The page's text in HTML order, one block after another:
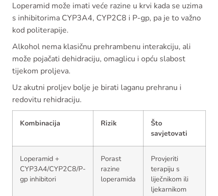
Loperamid može imati veće razine u krvi kada se uzima
s inhibitorima CYP3A4, CYP2C8 i P-gp, pa je to važno
kod politerapije.
Alkohol nema klasičnu prehrambenu interakciju, ali
može pojačati dehidraciju, omaglicu i opću slabost
tijekom proljeva.
Uz akutni proljev bolje je birati laganu prehranu i
redovitu rehidraciju.
Kombinacija Rizik
Što
savjetovati
Loperamid +
CYP3A4/CYP2C8/P-
gp inhibitori
Porast
razine
loperamida
Provjeriti
terapiju s
liječnikom ili
ljekarnikom